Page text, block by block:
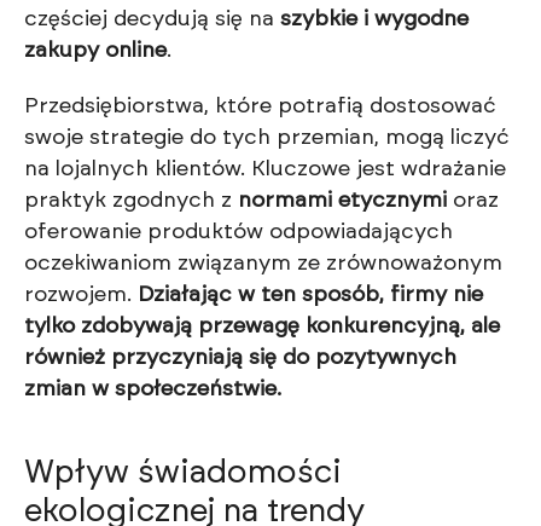
częściej decydują się na szybkie i wygodne
zakupy online.
Przedsiębiorstwa, które potrafią dostosować
swoje strategie do tych przemian, mogą liczyć
na lojalnych klientów. Kluczowe jest wdrażanie
praktyk zgodnych z normami etycznymi oraz
oferowanie produktów odpowiadających
oczekiwaniom związanym ze zrównoważonym
rozwojem. Działając w ten sposób, firmy nie
tylko zdobywają przewagę konkurencyjną, ale
również przyczyniają się do pozytywnych
zmian w społeczeństwie.
Wpływ świadomości
ekologicznej na trendy